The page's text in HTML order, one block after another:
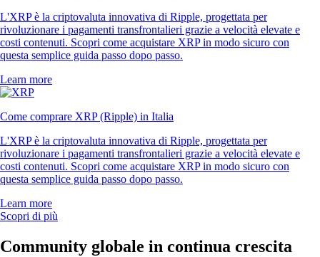
L'XRP è la criptovaluta innovativa di Ripple, progettata per
rivoluzionare i pagamenti transfrontalieri grazie a velocità elevate e
costi contenuti. Scopri come acquistare XRP in modo sicuro con
questa semplice guida passo dopo passo.
Learn more
Come comprare XRP (Ripple) in Italia
L'XRP è la criptovaluta innovativa di Ripple, progettata per
rivoluzionare i pagamenti transfrontalieri grazie a velocità elevate e
costi contenuti. Scopri come acquistare XRP in modo sicuro con
questa semplice guida passo dopo passo.
Learn more
Scopri di più
Community globale in continua crescita